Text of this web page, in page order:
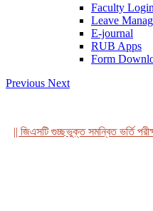
Faculty Login
Leave
E-journal
RUB Apps
Form
Previous Next
|| জিএসটি গুচ্ছভুক্ত সমন্বিত ভর্তি